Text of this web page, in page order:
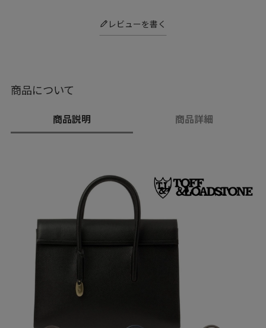
レビューを書く
商品について
商品説明 商品詳細